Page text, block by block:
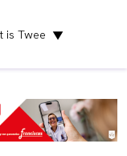
is Twee ▼